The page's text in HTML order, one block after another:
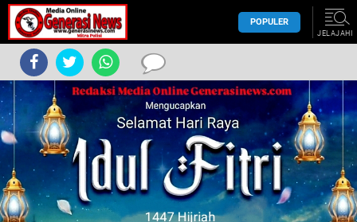
POPULER
JELAJAHI